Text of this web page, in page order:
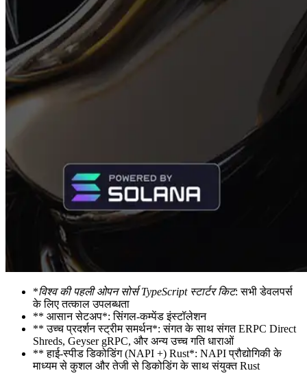
*विश्व की पहली ओपन सोर्स TypeScript स्टार्टर किट: सभी डेवलपर्स
के लिए तत्काल उपलब्धता
** आसान सेटअप*: सिंगल-कम्पेंड इंस्टॉलेशन
** उच्च प्रदर्शन स्ट्रीम समर्थन*: संगत के साथ संगत ERPC Direct
Shreds, Geyser gRPC, और अन्य उच्च गति धाराओं
** हाई-स्पीड डिकोडिंग (NAPI +) Rust*: NAPI प्रौद्योगिकी के
माध्यम से कुशल और तेजी से डिकोडिंग के साथ संयुक्त Rust